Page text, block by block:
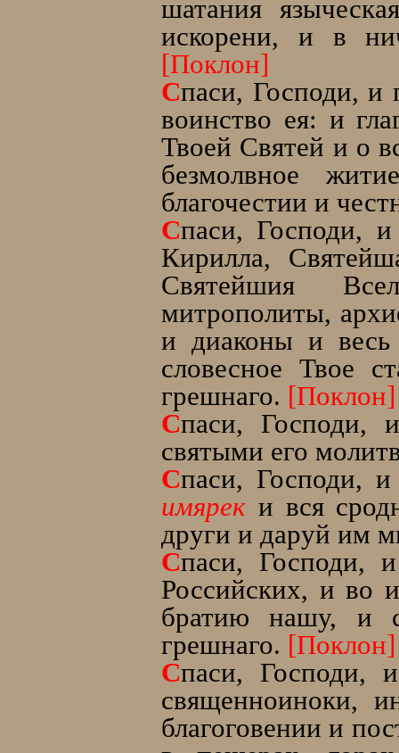
шатания
искорени, и в
[Поклон]
Спаси, Господи, и
воинство ея: и
Твоей Святей и о
безмолвное
благочестии и
Спаси, Господи,
Кирилла,
Святейшия
митрополиты,
и диаконы и весь
словесное Твое
грешнаго. [Поклон]
Спаси, Господи,
святыми его
Спаси, Господи,
имярек и вся
други и даруй им
Спаси, Господи,
Российских, и во
братию нашу, и
грешнаго. [Поклон]
Спаси, Господи,
священноиноки,
благоговении и